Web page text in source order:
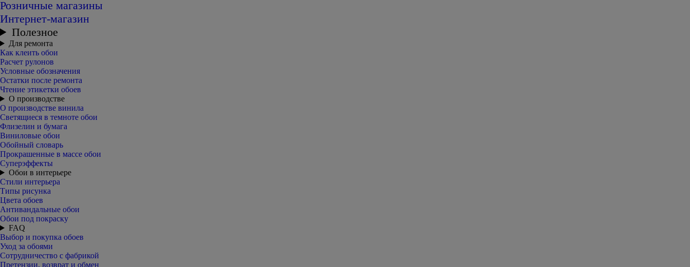
Розничные магазины
Интернет-магазин
Полезное
Для ремонта
Как клеить обои
Расчет рулонов
Условные обозначения
Остатки после ремонта
Чтение этикетки обоев
О производстве
О производстве винила
Светящиеся в темноте обои
Флизелин и бумага
Виниловые обои
Обойный словарь
Прокрашенные в массе обои
Суперэффекты
Обои в интерьере
Стили интерьера
Типы рисунка
Цвета обоев
Антивандальные обои
Обои под покраску
FAQ
Выбор и покупка обоев
Уход за обоями
Сотрудничество с фабрикой
Претензии, возврат и обмен